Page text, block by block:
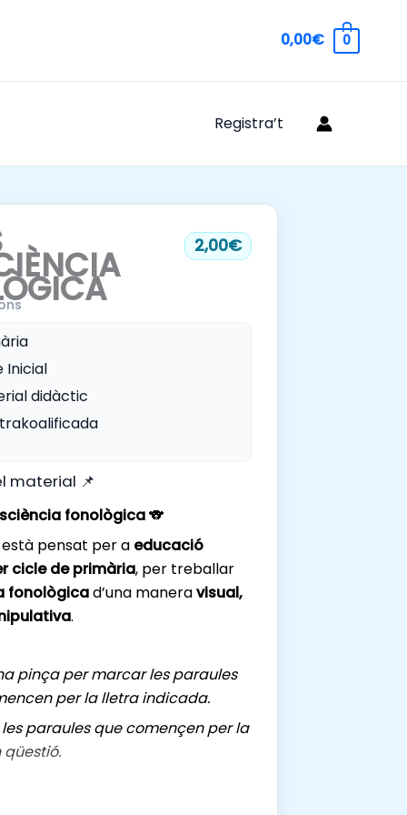
0,00€ 0
Registra’t
2,00€
Inicial
didàctic
material 📌
fonològica🐨
pensat per a educació
cicle de primària, per treballar
fonològicad’una maneravisual,
.
pinça per marcar les paraules
per la lletra indicada.
les paraules que començen per la